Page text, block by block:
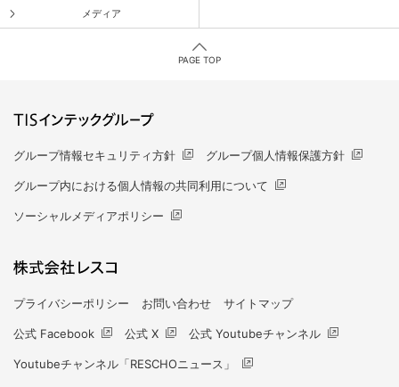
メディア
PAGE TOP
グループ情報セキュリティ方針 グループ個人情報保護方針
グループ内における個人情報の共同利用について
ソーシャルメディアポリシー
プライバシーポリシー お問い合わせ サイトマップ
公式 Facebook 公式 X 公式 Youtubeチャンネル
Youtubeチャンネル「RESCHOニュース」